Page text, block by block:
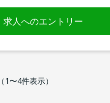
求人へのエントリー
1〜4件表示）